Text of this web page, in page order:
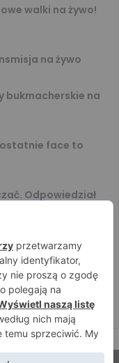
walki na żywo!
na żywo
bukmacherskie na
ostatnie face to
Odpowiedział
UFC: Gdyby
na XTB KSW 122!
szansą